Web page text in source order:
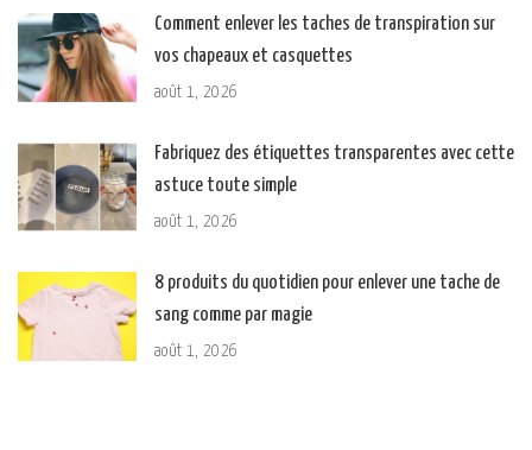
Comment enlever les taches de transpiration sur
vos chapeaux et casquettes
août 1, 2026
Fabriquez des étiquettes transparentes avec cette
astuce toute simple
août 1, 2026
8 produits du quotidien pour enlever une tache de
sang comme par magie
août 1, 2026